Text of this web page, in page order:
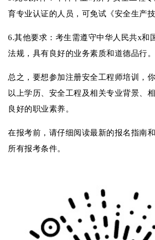
育专业认证的人员，可免试《安全生产
6.其他要求：考生需遵守中华人民共x和
法规，具有良好的业务素质和道德品行。
总之，要想参加注册安全工程师培训，
以上学历、安全工程及相关专业背景、
良好的职业素养。
在报考前，请仔细阅读最新的报名指南
所有报考条件。